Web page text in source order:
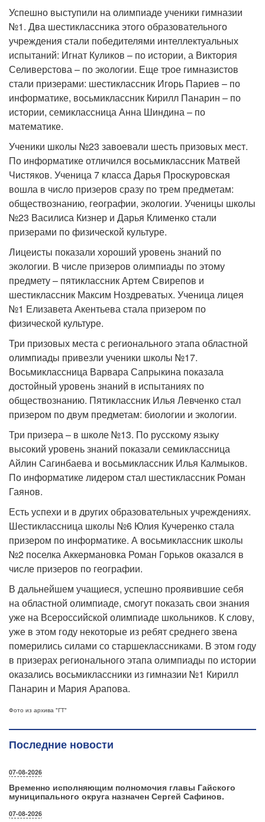
Успешно выступили на олимпиаде ученики гимназии
№1. Два шестиклассника этого образовательного
учреждения стали победителями интеллектуальных
испытаний: Игнат Куликов – по истории, а Виктория
Селиверстова – по экологии. Еще трое гимназистов
стали призерами: шестиклассник Игорь Париев – по
информатике, восьмиклассник Кирилл Панарин – по
истории, семиклассница Анна Шиндина – по
математике.
Ученики школы №23 завоевали шесть призовых мест.
По информатике отличился восьмиклассник Матвей
Чистяков. Ученица 7 класса Дарья Проскуровская
вошла в число призеров сразу по трем предметам:
обществознанию, географии, экологии. Ученицы школы
№23 Василиса Кизнер и Дарья Клименко стали
призерами по физической культуре.
Лицеисты показали хороший уровень знаний по
экологии. В числе призеров олимпиады по этому
предмету – пятиклассник Артем Свирепов и
шестиклассник Максим Ноздреватых. Ученица лицея
№1 Елизавета Акентьева стала призером по
физической культуре.
Три призовых места с регионального этапа областной
олимпиады привезли ученики школы №17.
Восьмиклассница Варвара Сапрыкина показала
достойный уровень знаний в испытаниях по
обществознанию. Пятиклассник Илья Левченко стал
призером по двум предметам: биологии и экологии.
Три призера – в школе №13. По русскому языку
высокий уровень знаний показали семиклассница
Айлин Сагинбаева и восьмиклассник Илья Калмыков.
По информатике лидером стал шестиклассник Роман
Гаянов.
Есть успехи и в других образовательных учреждениях.
Шестиклассница школы №6 Юлия Кучеренко стала
призером по информатике. А восьмиклассник школы
№2 поселка Аккермановка Роман Горьков оказался в
числе призеров по географии.
В дальнейшем учащиеся, успешно проявившие себя
на областной олимпиаде, смогут показать свои знания
уже на Всероссийской олимпиаде школьников. К слову,
уже в этом году некоторые из ребят среднего звена
померились силами со старшеклассниками. В этом году
в призерах регионального этапа олимпиады по истории
оказались восьмиклассники из гимназии №1 Кирилл
Панарин и Мария Арапова.
Фото из архива "ГТ"
Последние новости
07-08-2026
Временно исполняющим полномочия главы Гайского
муниципального округа назначен Сергей Сафинов.
07-08-2026